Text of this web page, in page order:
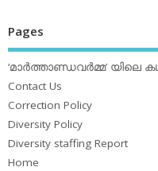
Pages
‘മാര്‍ത്താണ്ഡവര്‍മ്മ’ യിലെ
Contact Us
Correction Policy
Diversity Policy
Diversity staffing Report
Home